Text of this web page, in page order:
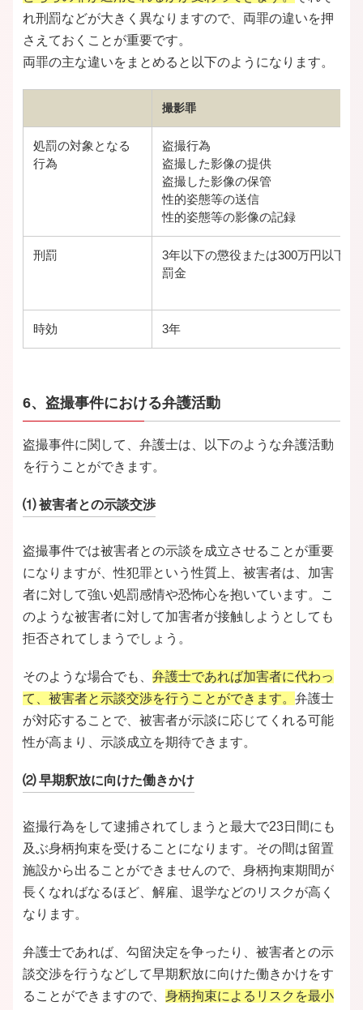
れ刑罰などが大きく異なりますので、両罪の違いを押
さえておくことが重要です。
両罪の主な違いをまとめると以下のようになります。
撮影罪
処罰の対象となる
行為
盗撮行為
盗撮した影像の提供
盗撮した影像の保管
性的姿態等の送信
性的姿態等の影像の記録
刑罰
3年以下の懲役または300万円以下の
罰金
時効 3年
6、盗撮事件における弁護活動
盗撮事件に関して、弁護士は、以下のような弁護活動
を行うことができます。
⑴ 被害者との示談交渉
盗撮事件では被害者との示談を成立させることが重要
になりますが、性犯罪という性質上、被害者は、加害
者に対して強い処罰感情や恐怖心を抱いています。こ
のような被害者に対して加害者が接触しようとしても
拒否されてしまうでしょう。
そのような場合でも、 弁護士であれば加害者に代わっ
て、被害者と示談交渉を行うことができます。 弁護士
が対応することで、被害者が示談に応じてくれる可能
性が高まり、示談成立を期待できます。
⑵ 早期釈放に向けた働きかけ
盗撮行為をして逮捕されてしまうと最大で23日間にも
及ぶ身柄拘束を受けることになります。その間は留置
施設から出ることができませんので、身柄拘束期間が
長くなればなるほど、解雇、退学などのリスクが高く
なります。
弁護士であれば、勾留決定を争ったり、被害者との示
談交渉を行うなどして早期釈放に向けた働きかけをす
ることができますので、 身柄拘束によるリスクを最小